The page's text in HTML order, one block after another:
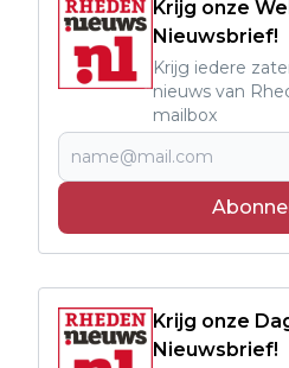
Krijg onze
Nieuwsbrief!
Krijg iedere
nieuws van
mailbox
Krijg onze
Nieuwsbrief!